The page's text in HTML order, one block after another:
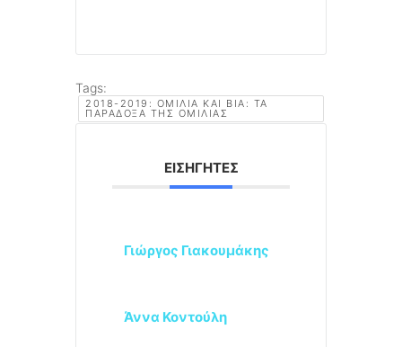
Tags:
2018-2019: ΟΜΙΛΊΑ ΚΑΙ ΒΊΑ: ΤΑ
ΠΑΡΆΔΟΞΑ ΤΗΣ ΟΜΙΛΊΑΣ
ΕΙΣΗΓΗΤΈΣ
Γιώργος Γιακουμάκης
Άννα Κοντούλη